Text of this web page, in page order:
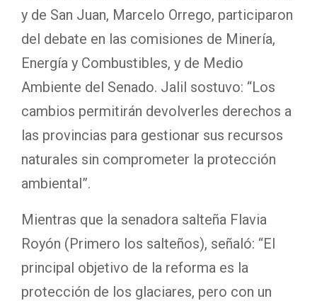
y de San Juan, Marcelo Orrego, participaron
del debate en las comisiones de Minería,
Energía y Combustibles, y de Medio
Ambiente del Senado. Jalil sostuvo: “Los
cambios permitirán devolverles derechos a
las provincias para gestionar sus recursos
naturales sin comprometer la protección
ambiental”.
Mientras que la senadora salteña Flavia
Royón (Primero los salteños), señaló: “El
principal objetivo de la reforma es la
protección de los glaciares, pero con un